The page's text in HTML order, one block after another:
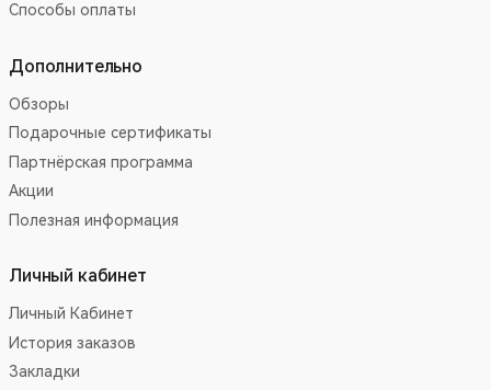
Способы оплаты
Дополнительно
Обзоры
Подарочные сертификаты
Партнёрская программа
Акции
Полезная информация
Личный кабинет
Личный Кабинет
История заказов
Закладки